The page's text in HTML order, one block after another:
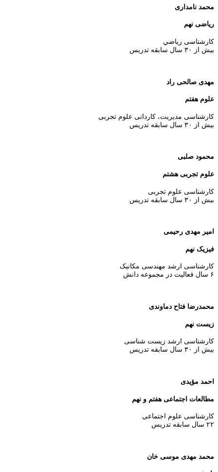
محمد نامداری
ریاضی نهم
كارشناسی رياضي
بیش از ۳۰ سال سابقه تدریس
مهدی صالحی راد
علوم هفتم
کارشناسی مدیریت، کاردانی علوم تجربی
بیش از ۳۰ سال سابقه تدریس
محمود صلبی
علوم تجربی هشتم
کارشناسی علوم تجربی
بیش از ۳۰ سال سابقه تدريس
امیر مهدی رحیمی
فیزیک نهم
کارشناسی ارشد مهندسی مکانیک
۶ سال فعالیت در مجموعه دانش
محمدرضا فتاح دماوندی
زیست نهم
کارشناسی ارشد زیست شناسی
بیش از ۳۰ سال سابقه تدریس
احمد مؤیدی
مطالعات اجتماعی هفتم و نهم
کارشناسی علوم اجتماعی
۲۲ سال سابقه تدریس
محمد مهدی موسی خان